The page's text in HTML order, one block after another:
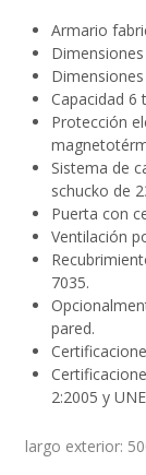
Armario
Capacidad 6
Protección
Sistema de
schucko de
Puerta con
Ventilación
7035.
pared.
2:2005 y
largo exterior: